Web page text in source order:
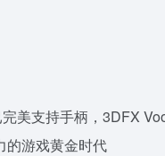
美支持手柄，3DFX
的游戏黄金时代